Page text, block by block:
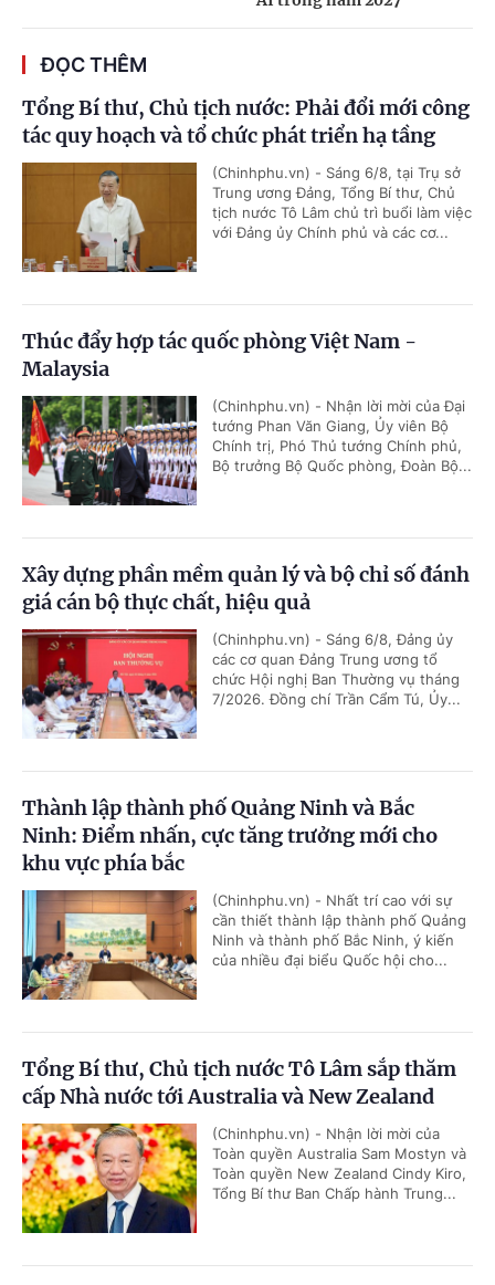
ĐỌC THÊM
Tổng Bí thư, Chủ tịch nước: Phải đổi mới công
tác quy hoạch và tổ chức phát triển hạ tầng
(Chinhphu.vn) - Sáng 6/8, tại Trụ sở
Trung ương Đảng, Tổng Bí thư, Chủ
tịch nước Tô Lâm chủ trì buổi làm việc
với Đảng ủy Chính phủ và các cơ...
Thúc đẩy hợp tác quốc phòng Việt Nam -
Malaysia
(Chinhphu.vn) - Nhận lời mời của Đại
tướng Phan Văn Giang, Ủy viên Bộ
Chính trị, Phó Thủ tướng Chính phủ,
Bộ trưởng Bộ Quốc phòng, Đoàn Bộ...
Xây dựng phần mềm quản lý và bộ chỉ số đánh
giá cán bộ thực chất, hiệu quả
(Chinhphu.vn) - Sáng 6/8, Đảng ủy
các cơ quan Đảng Trung ương tổ
chức Hội nghị Ban Thường vụ tháng
7/2026. Đồng chí Trần Cẩm Tú, Ủy...
Thành lập thành phố Quảng Ninh và Bắc
Ninh: Điểm nhấn, cực tăng trưởng mới cho
khu vực phía bắc
(Chinhphu.vn) - Nhất trí cao với sự
cần thiết thành lập thành phố Quảng
Ninh và thành phố Bắc Ninh, ý kiến
của nhiều đại biểu Quốc hội cho...
Tổng Bí thư, Chủ tịch nước Tô Lâm sắp thăm
cấp Nhà nước tới Australia và New Zealand
(Chinhphu.vn) - Nhận lời mời của
Toàn quyền Australia Sam Mostyn và
Toàn quyền New Zealand Cindy Kiro,
Tổng Bí thư Ban Chấp hành Trung...